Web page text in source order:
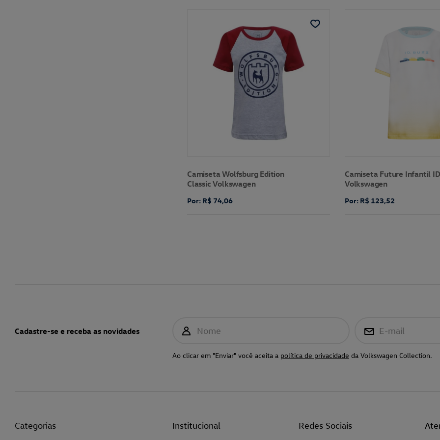
Camiseta Wolfsburg Edition
Classic Volkswagen
Por: R$ 74,06
Camiseta Future Infantil ID
Volkswagen
Por: R$ 123,52
Cadastre-se e receba as novidades Nome E-mail
Ao clicar em "Enviar" você aceita a política de privacidade da Volkswagen Collection.
Categorias Institucional Redes Sociais